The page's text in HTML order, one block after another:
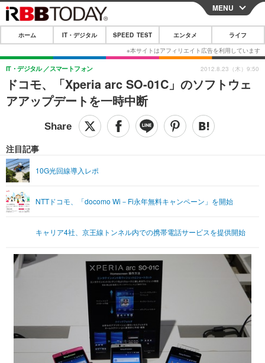
CLOSE
ホーム
IT・デジタル
IT・デジタルTOP スマートフォン
ショッピング その他
SPEED TEST
エンタメTOP 映画・ドラマ
グラビア ブログ
ショッピング その他
ライフTOP
リリース一覧
プッシュ通知の停止方法
MENU
ホーム IT・デジタル SPEED TEST エンタメ ライフ
ドコモ、「Xperia arc SO-01C」のソフトウェ
アアップデートを一時中断
IT・デジタル スマートフォン
注目記事
10G光回線導入レポ
NTTドコモ、「docomo Wi－Fi永年無料キャンペーン」を開始
キャリア4社、京王線トンネル内での携帯電話サービスを提供開始
2012.8.23（木）9:50